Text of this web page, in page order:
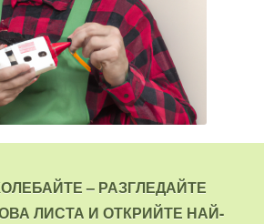
– РАЗГЛЕДАЙТЕ
ЛИСТА И ОТКРИЙТЕ НАЙ-